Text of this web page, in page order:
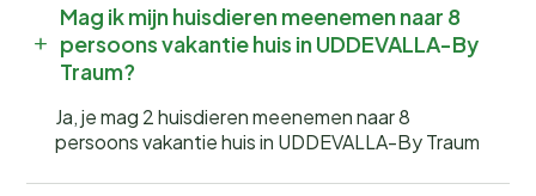
Mag ik mijn huisdieren meenemen naar 8
persoons vakantie huis in UDDEVALLA-By
Traum?
Ja, je mag 2 huisdieren meenemen naar 8
persoons vakantie huis in UDDEVALLA-By Traum